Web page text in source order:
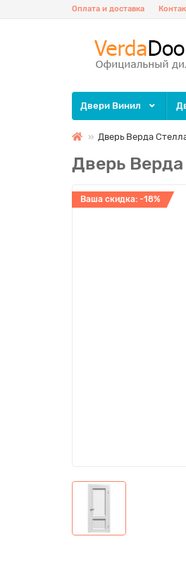
Оплата и доставка
Двери Винил
Дверь Верда
Дверь
Ваша скидка: -18%